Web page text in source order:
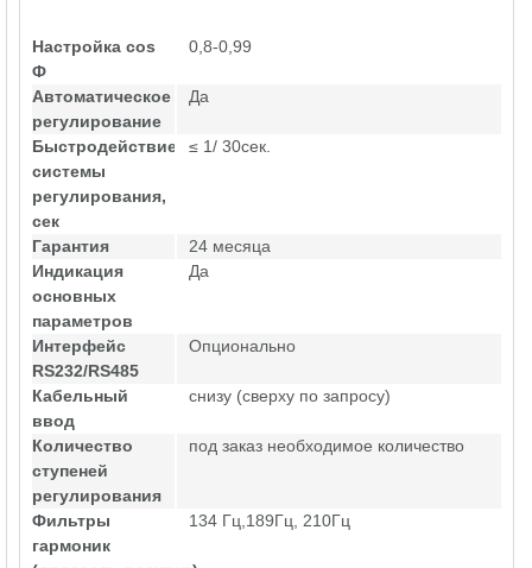
Настройка cos
Ф
0,8-0,99
Автоматическое
регулирование
Да
Быстродействие
системы
регулирования,
сек
≤ 1/ 30сек.
Гарантия
24 месяца
Индикация
основных
параметров
Да
Интерфейс
RS232/RS485
Опционально
Кабельный
ввод
снизу (сверху по запросу)
Количество
ступеней
регулирования
под заказ необходимое количество
Фильтры
гармоник
134 Гц,189Гц, 210Гц